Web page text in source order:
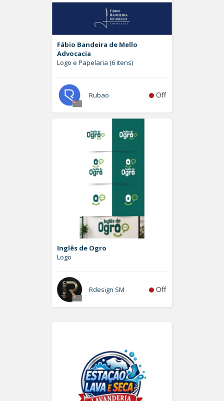
Fábio Bandeira de Mello
Advocacia
Logo e Papelaria (6 itens)
Rubao Off
Inglês de Ogro
Logo
Rdesign SM Off